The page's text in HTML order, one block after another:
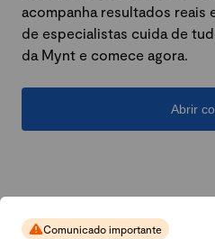
acompanha resultados reais
de especialistas cuida de
da Mynt e comece agora.
Abrir
Comunicado importante